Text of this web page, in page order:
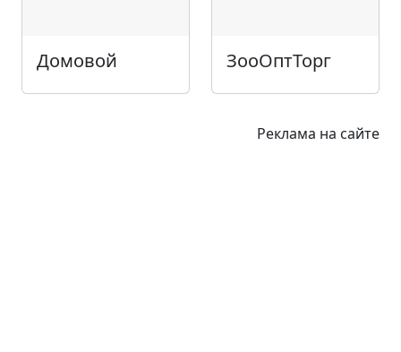
Домовой ЗооОптТорг
Реклама на сайте